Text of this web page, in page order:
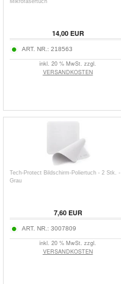
Mikrofasertuch
14,00EUR
ART. NR.: 218563
inkl. 20 % MwSt. zzgl.
VERSANDKOSTEN
Tech-Protect Bildschirm-Poliertuch - 2 Stk. -
Grau
7,60EUR
ART. NR.: 3007809
inkl. 20 % MwSt. zzgl.
VERSANDKOSTEN